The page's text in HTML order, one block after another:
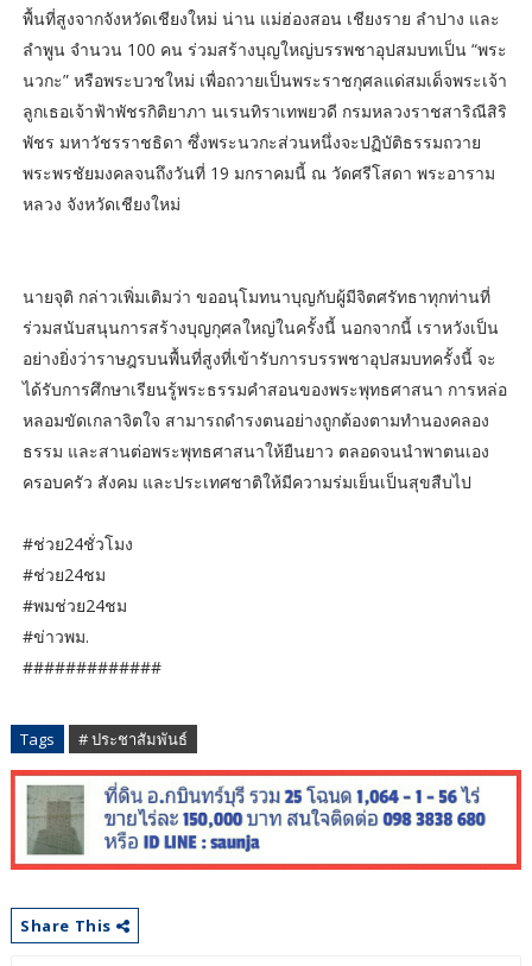
พื้นที่สูงจากจังหวัดเชียงใหม่ น่าน แม่ฮ่องสอน เชียงราย ลำปาง และ
ลำพูน จำนวน 100 คน ร่วมสร้างบุญใหญ่บรรพชาอุปสมบทเป็น “พระ
นวกะ” หรือพระบวชใหม่ เพื่อถวายเป็นพระราชกุศลแด่สมเด็จพระเจ้า
ลูกเธอเจ้าฟ้าพัชรกิติยาภา นเรนทิราเทพยวดี กรมหลวงราชสาริณีสิริ
พัชร มหาวัชรราชธิดา ซึ่งพระนวกะส่วนหนึ่งจะปฏิบัติธรรมถวาย
พระพรชัยมงคลจนถึงวันที่ 19 มกราคมนี้ ณ วัดศรีโสดา พระอาราม
หลวง จังหวัดเชียงใหม่
นายจุติ กล่าวเพิ่มเติมว่า ขออนุโมทนาบุญกับผู้มีจิตศรัทธาทุกท่านที่
ร่วมสนับสนุนการสร้างบุญกุศลใหญ่ในครั้งนี้ นอกจากนี้ เราหวังเป็น
อย่างยิ่งว่าราษฎรบนพื้นที่สูงที่เข้ารับการบรรพชาอุปสมบทครั้งนี้ จะ
ได้รับการศึกษาเรียนรู้พระธรรมคำสอนของพระพุทธศาสนา การหล่อ
หลอมขัดเกลาจิตใจ สามารถดำรงตนอย่างถูกต้องตามทำนองคลอง
ธรรม และสานต่อพระพุทธศาสนาให้ยืนยาว ตลอดจนนำพาตนเอง
ครอบครัว สังคม และประเทศชาติให้มีความร่มเย็นเป็นสุขสืบไป
#ช่วย24ชั่วโมง
#ช่วย24ชม
#พมช่วย24ชม
#ข่าวพม.
#############
Tags # ประชาสัมพันธ์
Share This